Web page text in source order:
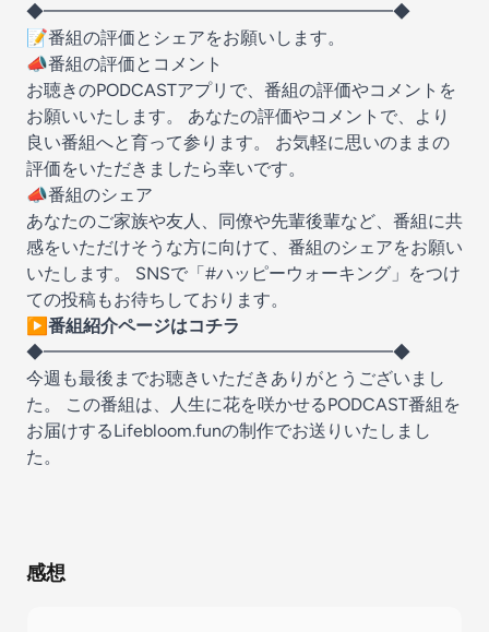
◆━━━━━━━━━━━━━━━━━━━━◆
📝番組の評価とシェアをお願いします。
📣番組の評価とコメント
お聴きのPODCASTアプリで、番組の評価やコメントを
お願いいたします。 あなたの評価やコメントで、より
良い番組へと育って参ります。 お気軽に思いのままの
評価をいただきましたら幸いです。
📣番組のシェア
あなたのご家族や友人、同僚や先輩後輩など、番組に共
感をいただけそうな方に向けて、番組のシェアをお願い
いたします。 SNSで「#ハッピーウォーキング」をつけ
ての投稿もお待ちしております。
▶️番組紹介ページはコチラ
◆━━━━━━━━━━━━━━━━━━━━◆
今週も最後までお聴きいただきありがとうございまし
た。 この番組は、人生に花を咲かせるPODCAST番組を
お届けするLifebloom.funの制作でお送りいたしまし
た。
感想